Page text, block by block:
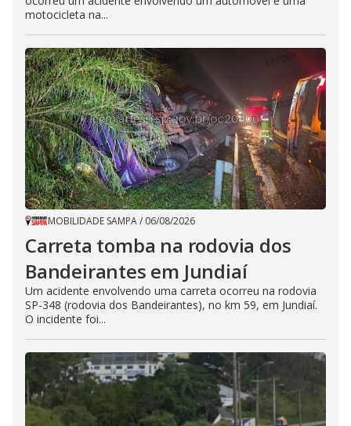
motocicleta na...
MOBILIDADE SAMPA/ 06/08/2026
Carreta tomba na rodovia dos
Bandeirantes em Jundiaí
Um acidente envolvendo uma carreta ocorreu na rodovia
SP-348 (rodovia dos Bandeirantes), no km 59, em Jundiaí.
O incidente foi...